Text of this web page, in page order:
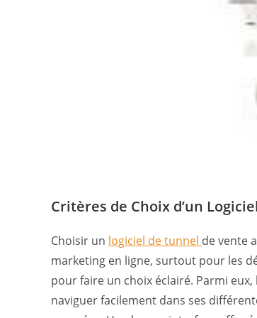
Critères de Choix d’un
Choisir un logiciel de tunnel de vente
marketing en ligne, surtout pour les
pour faire un choix éclairé. Parmi
naviguer facilement dans ses